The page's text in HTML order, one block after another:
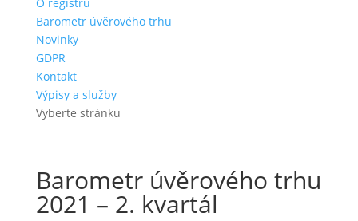
Barometr úvěrového trhu
Novinky
GDPR
Kontakt
Výpisy a služby
Vyberte stránku
Barometr úvěrového trhu
2021 – 2. kvartál